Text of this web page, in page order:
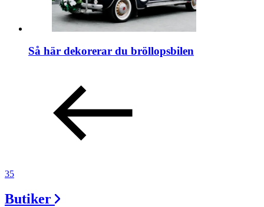
Så här dekorerar du bröllopsbilen
35
Butiker